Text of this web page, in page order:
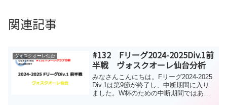
関連記事
ヴォスクオーレ仙台
#132 Fリーグ2024-2025Div.1前
半戦 ヴォスクオーレ仙台分析
みなさんこんにちは。Fリーグ2024-2025
Div.1は第9節が終了し、中断期間に入り
ました。W杯のための中断期間ではあり